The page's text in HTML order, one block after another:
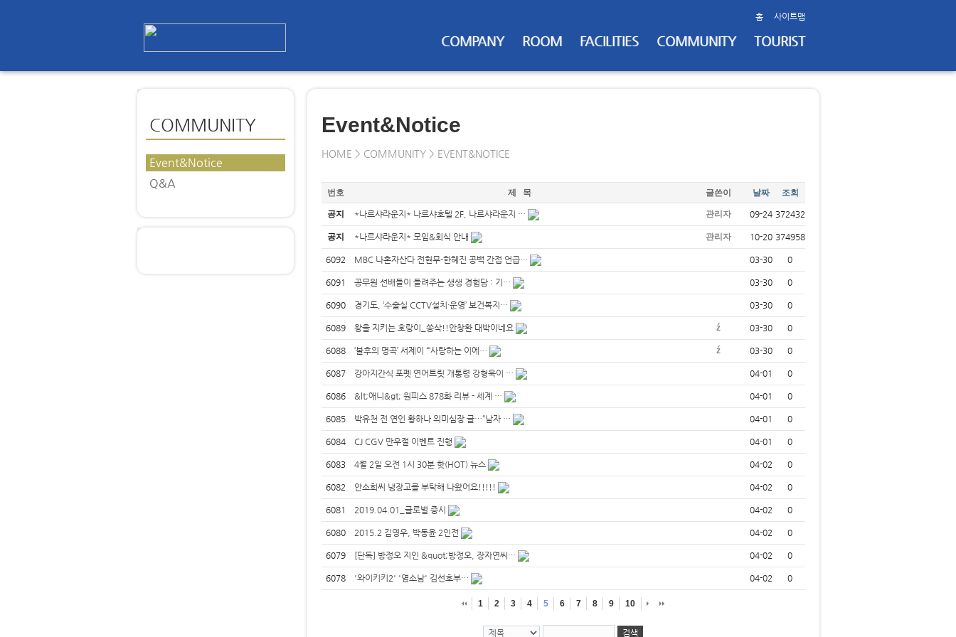
홈 사이트맵
COMPANY ROOM FACILITIES COMMUNITY TOURIST
COMMUNITY
Event&Notice
Q&A
Event&Notice
HOME > COMMUNITY > EVENT&NOTICE
번호 제 목 글쓴이 날짜 조회
공지 *나르샤라운지* 나르샤호텔 2F, 나르샤라운지 … 관리자 09-24 372432
공지 *나르샤라운지* 모임&회식 안내 관리자 10-20 374958
6092 MBC 나혼자산다 전현무-한혜진 공백 간접 언급… 03-30 0
6091 공무원 선배들이 들려주는 생생 경험담 : 기… 03-30 0
6090 경기도, ‘수술실 CCTV설치·운영’ 보건복지… 03-30 0
6089 왕을 지키는 호랑이_쏭삭!!안창환 대박이네요 ź 03-30 0
6088 ‘불후의 명곡’ 서제이 “‘사랑하는 이에… ź 03-30 0
6087 강아지간식 포펫 연어트릿 개통령 강형욱이 … 04-01 0
6086 &lt;애니&gt; 원피스 878화 리뷰 - 세계 … 04-01 0
6085 박유천 전 연인 황하나 의미심장 글…“남자 … 04-01 0
6084 CJ CGV 만우절 이벤트 진행 04-01 0
6083 4월 2일 오전 1시 30분 핫(HOT) 뉴스 04-02 0
6082 안소희씨 냉장고를 부탁해 나왔어요!!!!! 04-02 0
6081 2019.04.01_글로벌 증시 04-02 0
6080 2015.2 김영우, 박동윤 2인전 04-02 0
6079 [단독] 방정오 지인 &quot;방정오, 장자연씨… 04-02 0
6078 '와이키키2' '염소남' 김선호부… 04-02 0
1 2 3 4 5 6 7 8 9 10